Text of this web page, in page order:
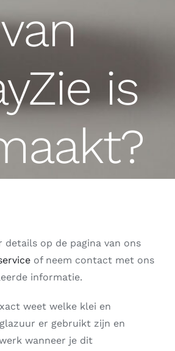
van
is
details op de pagina van ons
of neem contact met ons
informatie.
weet welke klei en
er gebruikt zijn en
wanneer je dit